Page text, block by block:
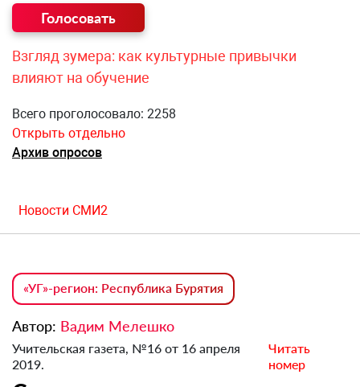
Взгляд зумера: как культурные привычки
влияют на обучение
Всего проголосовало: 2258
Открыть отдельно
Архив опросов
Новости СМИ2
«УГ»-регион: Республика Бурятия
Автор: Вадим Мелешко
Учительская газета, №16 от 16 апреля
2019.
Читать
номер